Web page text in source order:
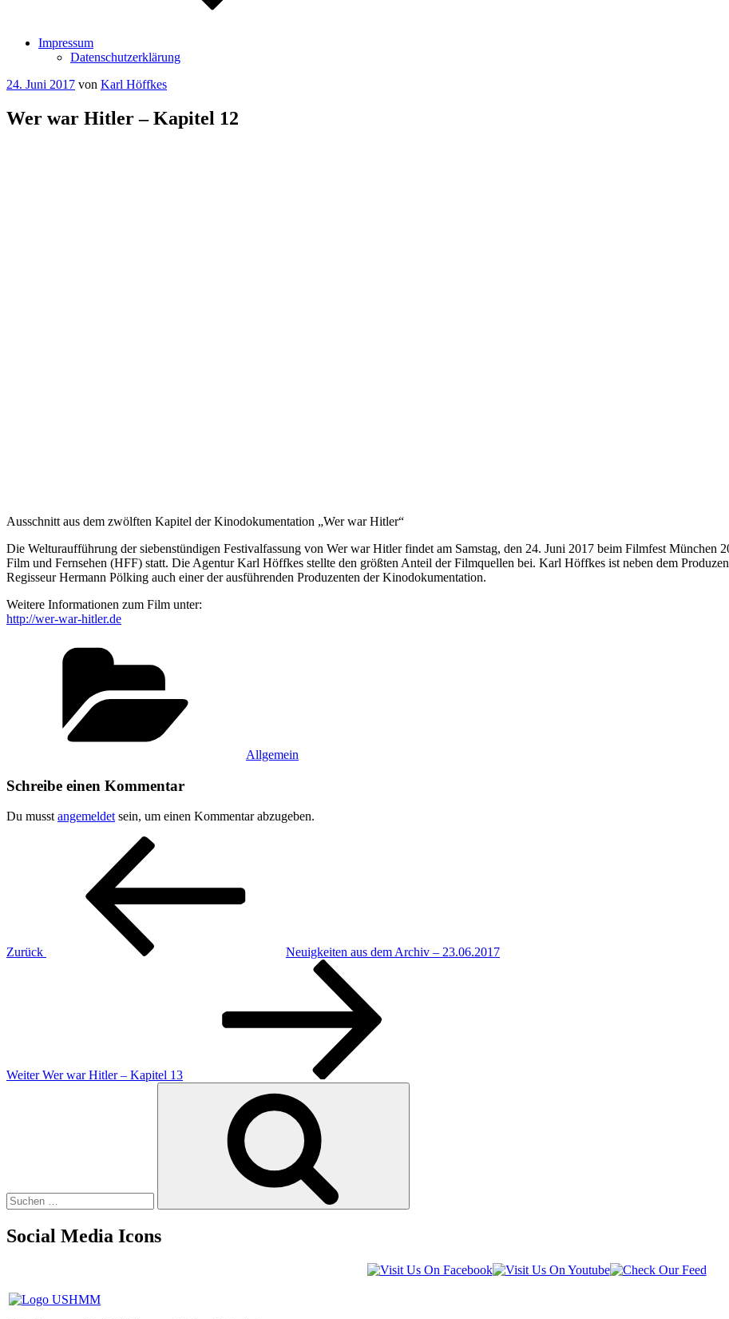
Impressum
Datenschutzerklärung
Veröffentlicht
24. Juni 2017 von Karl Höffkes
Wer war Hitler – Kapitel 12
Ausschnitt aus dem zwölften Kapitel der Kinodokumentation „Wer war Hitler“
Die Welturaufführung der siebenstündigen Festivalfassung von Wer war Hitler findet am Samstag, den 24. Juni 2017 beim Filmfest
Film und Fernsehen (HFF) statt. Die Agentur Karl Höffkes stellte den größten Anteil der Filmquellen bei. Karl Höffkes ist neben dem
Regisseur Hermann Pölking auch einer der ausführenden Produzenten der Kinodokumentation.
Weitere Informationen zum Film unter:
http://wer-war-hitler.de
Allgemein
Schreibe einen Kommentar
Du musst angemeldet sein, um einen Kommentar abzugeben.
Beitragsnavigation
Zurück
Neuigkeiten aus dem Archiv – 23.06.2017
Weiter Wer war Hitler – Kapitel 13
Social Media Icons